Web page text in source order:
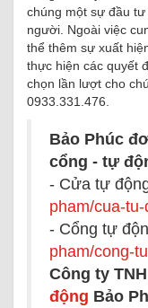
chúng một sự đầu
người. Ngoài việc
thể thêm sự xuất
thực hiện các quyết
chọn lần lượt cho
0933.331.476.
Bảo Phúc
cổng - tự
- Cửa tự
pham/cua-tu-
- Cổng tự
pham/cong-
Công ty
động Bảo